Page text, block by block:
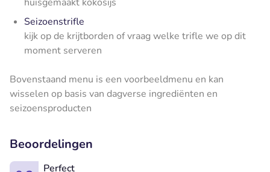
Seizoenstrifle
kijk op de krijtborden of vraag welke trifle we op dit
moment serveren
Bovenstaand menu is een voorbeeldmenu en kan
wisselen op basis van dagverse ingrediënten en
seizoensproducten
Beoordelingen
Perfect